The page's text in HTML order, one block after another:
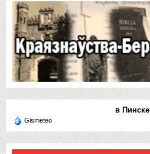
в Пинске
Gismeteo